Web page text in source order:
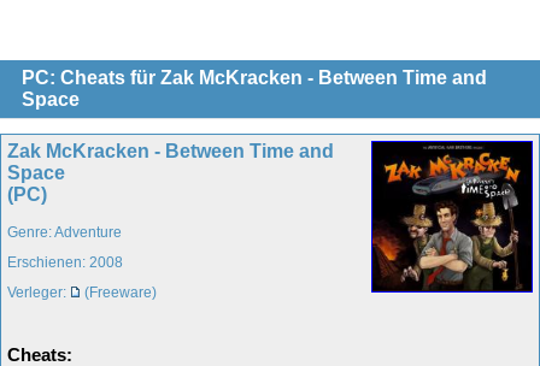
PC: Cheats für Zak McKracken - Between Time and
Space
Zak McKracken - Between Time and
Space
(PC)
Genre: Adventure
Erschienen: 2008
Verleger:
(Freeware)
Cheats: